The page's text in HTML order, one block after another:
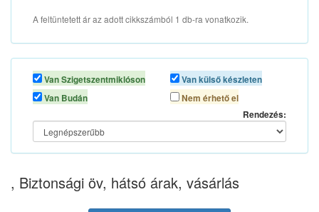
A feltüntetett ár az adott cikkszámból 1 db-ra vonatkozik.
Van Szigetszentmiklóson
Van Budán
Van külső készleten
Nem érhető el
Rendezés:
, Biztonsági öv, hátsó árak, vásárlás